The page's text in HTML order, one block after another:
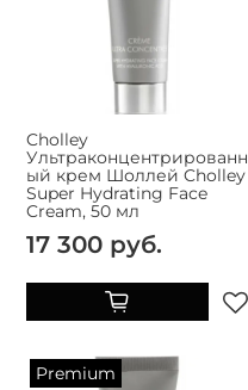
Cholley
Ультраконцентрированн
ый крем Шоллей Cholley
Super Hydrating Face
Cream, 50 мл
17 300 руб.
Premium